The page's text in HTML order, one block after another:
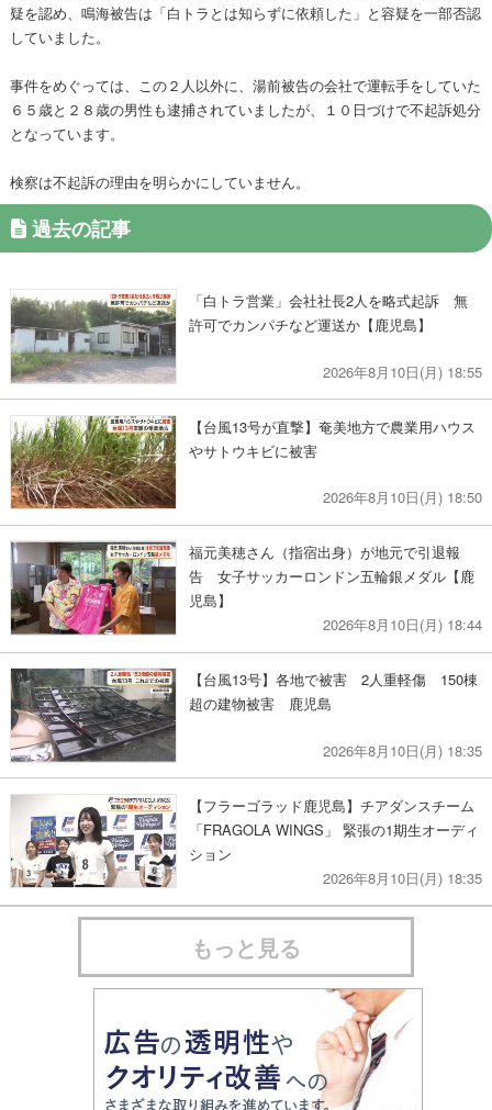
疑を認め、鳴海被告は「白トラとは知らずに依頼した」と容疑を一部否認
していました。
事件をめぐっては、この２人以外に、湯前被告の会社で運転手をしていた
６５歳と２８歳の男性も逮捕されていましたが、１０日づけで不起訴処分
となっています。
検察は不起訴の理由を明らかにしていません。
過去の記事
「白トラ営業」会社社長2人を略式起訴 無
許可でカンパチなど運送か【鹿児島】
2026年8月10日(月) 18:55
【台風13号が直撃】奄美地方で農業用ハウス
やサトウキビに被害
2026年8月10日(月) 18:50
福元美穂さん（指宿出身）が地元で引退報
告 女子サッカーロンドン五輪銀メダル【鹿
児島】
2026年8月10日(月) 18:44
【台風13号】各地で被害 2人重軽傷 150棟
超の建物被害 鹿児島
2026年8月10日(月) 18:35
【フラーゴラッド鹿児島】チアダンスチーム
「FRAGOLA WINGS」 緊張の1期生オーディ
ション
2026年8月10日(月) 18:35
もっと見る